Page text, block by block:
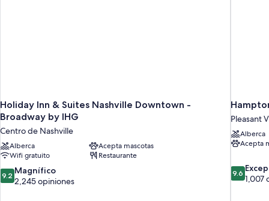
Holiday Inn & Suites Nashville Downtown -
Broadway by IHG
Centro de Nashville
Alberca
Acepta mascotas
Wifi gratuito
Restaurante
9.2
de
9.2 Magnífico
2,245 opiniones
Pleasant
Alberca
Acepta
9.6
de
9.6
1,007